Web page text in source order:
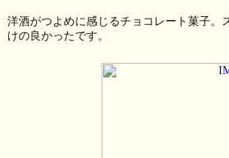
洋酒がつよめに感じるチョコレート菓子。
けの良かったです。